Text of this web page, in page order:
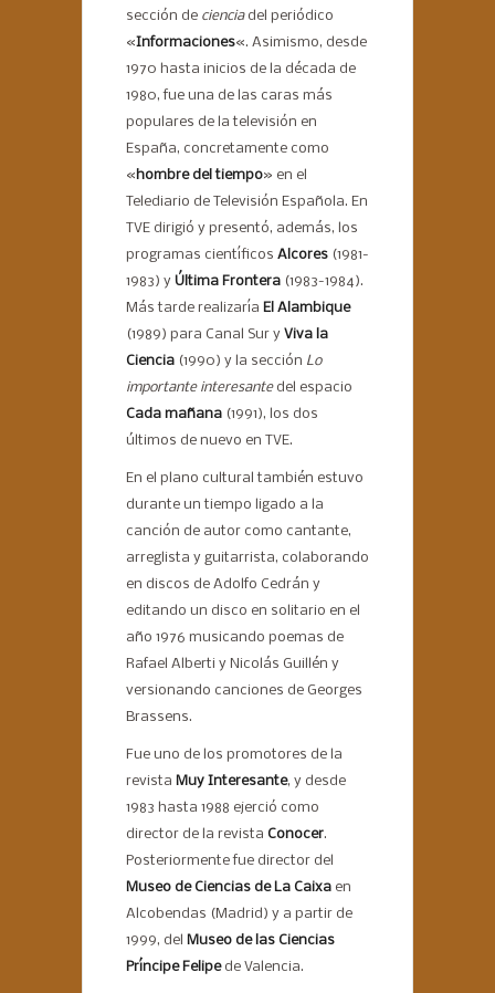
sección de cienciadel periódico
«Informaciones«. Asimismo, desde
1970 hasta inicios de la década de
1980, fue una de las caras más
populares de la televisión en
España, concretamente como
« hombre del tiempo» en el
Telediario de Televisión Española. En
TVE dirigió y presentó, además, los
programas científicos Alcores (1981-
1983) y Última Frontera (1983-1984).
Más tarde realizaría El Alambique
(1989) para Canal Sur y Viva la
Ciencia (1990) y la sección Lo
importante interesantedel espacio
Cada mañana (1991), los dos
últimos de nuevo en TVE.
En el plano cultural también estuvo
durante un tiempo ligado a la
canción de autor como cantante,
arreglista y guitarrista, colaborando
en discos de Adolfo Cedrán y
editando un disco en solitario en el
año 1976 musicando poemas de
Rafael Alberti y Nicolás Guillén y
versionando canciones de Georges
Brassens.
Fue uno de los promotores de la
revista Muy Interesante, y desde
1983 hasta 1988 ejerció como
director de la revista Conocer.
Posteriormente fue director del
Museo de Ciencias de La Caixa en
Alcobendas (Madrid) y a partir de
1999, del
Museo de las Ciencias
Príncipe Felipe de Valencia.